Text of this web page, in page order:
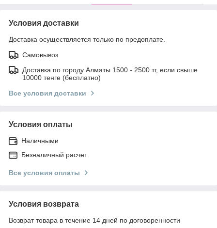
Условия доставки
Доставка осуществляется только по предоплате.
Самовывоз
Доставка по городу Алматы 1500 - 2500 тг, если свыше
10000 тенге (бесплатно)
Все условия доставки
Условия оплаты
Наличными
Безналичный расчет
Все условия оплаты
Условия возврата
Возврат товара в течение 14 дней по договоренности